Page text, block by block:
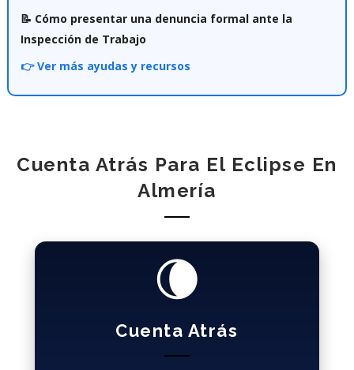
📝 Cómo presentar una denuncia formal ante la
Inspección de Trabajo
👉 Ver más ayudas y recursos
Cuenta Atrás Para El Eclipse En
Almería
🌘
Cuenta Atrás